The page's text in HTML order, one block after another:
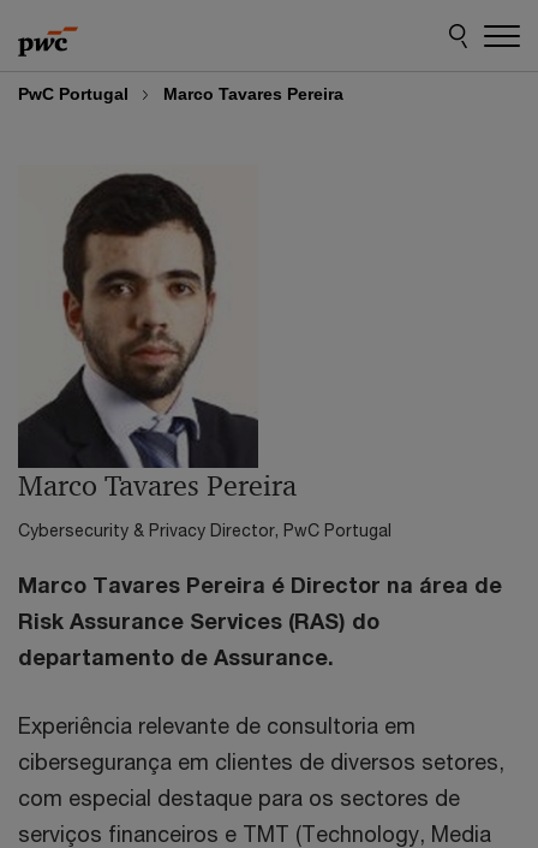
to
content
to
footer
PwC Portugal Marco Tavares Pereira
Marco Tavares Pereira
Cybersecurity & Privacy Director, PwC Portugal
Marco Tavares Pereira é Director na área de
Risk Assurance Services (RAS) do
departamento de Assurance.
Experiência relevante de consultoria em
cibersegurança em clientes de diversos setores,
com especial destaque para os sectores de
serviços financeiros e TMT (Technology, Media